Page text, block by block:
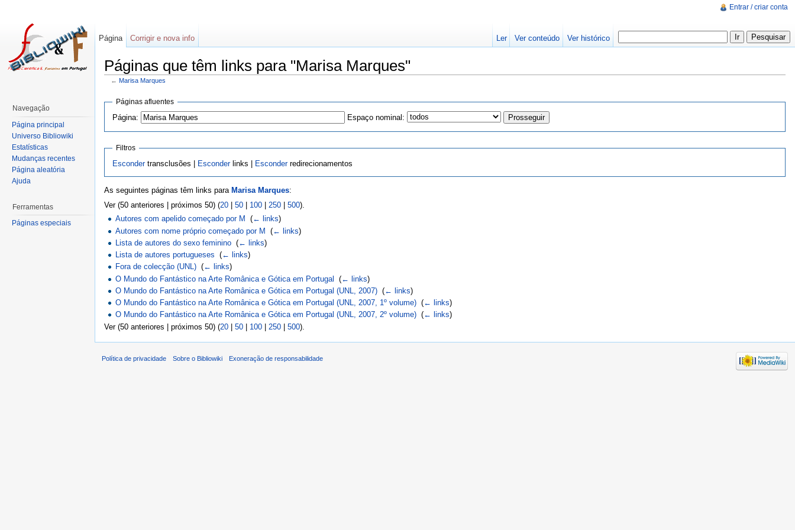
Páginas que têm links para "Marisa Marques"
← Marisa Marques
Páginas afluentes
Página: Espaço nominal:
Filtros
Escondertransclusões | Esconderlinks | Esconderredirecionamentos
As seguintes páginas têm links para Marisa Marques:
Ver (50 anteriores | próximos 50) (20 50 100 250 500).
Autores com apelido começado por M
‎(← links)
Autores com nome próprio começado por M ‎(← links)
Lista de autores do sexo feminino ‎(← links)
Lista de autores portugueses ‎(← links)
Fora de colecção (UNL) ‎(← links)
O Mundo do Fantástico na Arte Românica e Gótica em Portugal ‎(← links)
O Mundo do Fantástico na Arte Românica e Gótica em Portugal (UNL, 2007) ‎(← links)
O Mundo do Fantástico na Arte Românica e Gótica em Portugal (UNL, 2007, 1º volume) ‎(← links)
O Mundo do Fantástico na Arte Românica e Gótica em Portugal (UNL, 2007, 2º volume) ‎(← links)
Ver (50 anteriores | próximos 50) (20 | 50 | 100 | 250 | 500).
Entrar / criar conta
Página Corrigir e nova info Ler Ver conteúdo Ver histórico
Navegação
Página principal
Universo Bibliowiki
Estatísticas
Mudanças recentes
Página aleatória
Ajuda
Ferramentas
Páginas especiais
Política de privacidade Sobre o Bibliowiki Exoneração de responsabilidade